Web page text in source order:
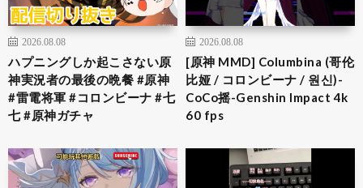
2026.08.08
ハプニングしか起こさない原
神実況者の最後の晩餐 #原神
#雷電将軍 #コロンビーナ #七
七 #原神ガチャ
2026.08.08
[原神 MMD] Columbina (哥伦
比娅 / コロンビーナ / 원신)-
CoCo摇-Genshin Impact 4k
60 fps